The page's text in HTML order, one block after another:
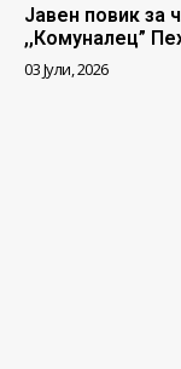
Јавен повик за
,,Комуналец”
03 Јули, 2026